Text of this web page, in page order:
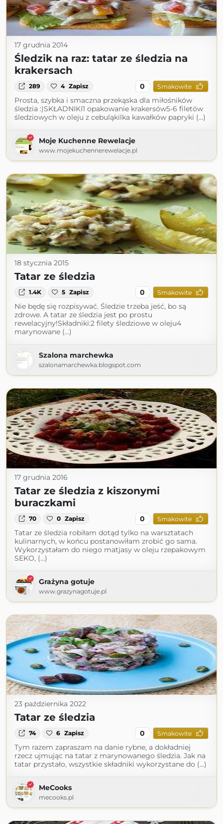
17 grudnia 2014
Śledzik na raz: tatar ze śledzia na
krakersach
289 4 Zapisz 0 Smakowite
Prosta, szybka i smaczna przekąska dla miłośników
śledzia :)SKŁADNIKI1 opakowanie krakersów5-6 filetów
śledziowych w oleju z cebuląkilka kawałków papryki (...)
Moje Kuchenne Rewelacje
www.mojekuchennerewelacje.pl
18 stycznia 2015
Tatar ze śledzia
1.4K 5 Zapisz 0 Smakowite
Nie będę się rozpisywać. Śledzie trzeba jeść, bo są
zdrowe. A tatar ze śledzia jest po prostu
rewelacyjny!Składniki:2 filety śledziowe w oleju4
marynowane (...)
Szalona marchewka
szalonamarchewka.blogspot.com
17 grudnia 2016
Tatar ze śledzia z kiszonymi
buraczkami
70 0 Zapisz 0 Smakowite
Tatar ze śledzia robiłam dotąd tylko na warsztatach
kulinarnych, w końcu postanowiłam zrobić go sama.
Wykorzystałam do niego matjasy w oleju rzepakowym
SEKO, (...)
Grażyna gotuje
www.grazynagotuje.pl
23 października 2022
Tatar ze śledzia
74 6 Zapisz 0 Smakowite
Tym razem zapraszam na danie rybne, a dokładniej
rzecz ujmując na tatar z marynowanego śledzia. Jak na
tatar przystało, wszystkie składniki wykorzystane do (...)
MeCooks
mecooks.pl